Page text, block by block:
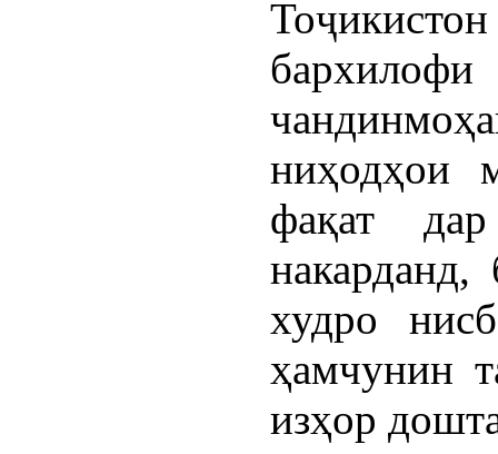
ниҳодҳои
фақат
худро
ҳамчунин
изҳор